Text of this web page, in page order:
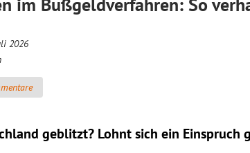
2026
geblitzt? Lohnt sich ein Einspruch